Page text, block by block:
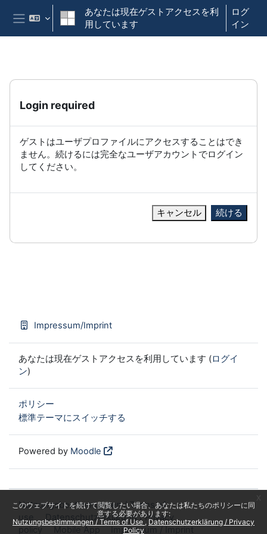
メインコンテンツへスキップする
このウェブサイトを続けて閲覧したい場合、あなたは私たちのポリシーに同
意する必要があります:
Nutzungsbestimmungen / Terms of Use
Datenschutzerklärung / Privacy
Policy
サイドパネル
あなたは現在ゲストアクセスを利
用しています
ログ
イン
Login required
ゲストはユーザプロファイルにアクセスすることはでき
ません。続けるには完全なユーザアカウントでログイン
してください。
キャンセル 続ける
Impressum/Imprint
あなたは現在ゲストアクセスを利用しています (ログイ
ン)
ポリシー
標準テーマにスイッチする
Powered by Moodle
Nutzungsbestimmungen / Terms of
use
Datenschutzerklärung / Privacy
policy
Mobile App Impressum / Imprint